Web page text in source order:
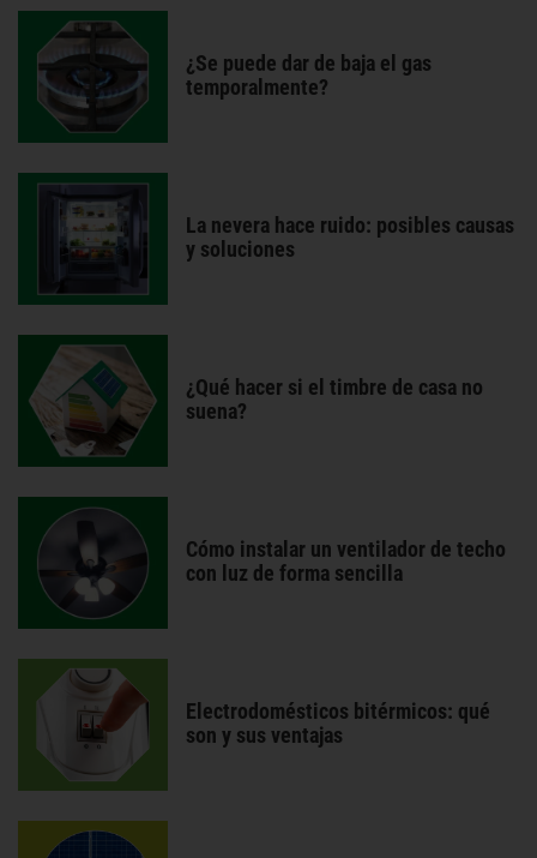
¿Se puede dar de baja el gas
temporalmente?
La nevera hace ruido: posibles causas
y soluciones
¿Qué hacer si el timbre de casa no
suena?
Cómo instalar un ventilador de techo
con luz de forma sencilla
Electrodomésticos bitérmicos: qué
son y sus ventajas